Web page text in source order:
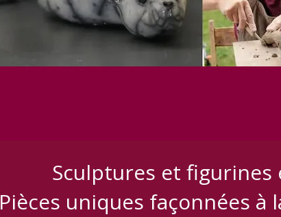
Sculptures et figurines
Pièces uniques façonnées